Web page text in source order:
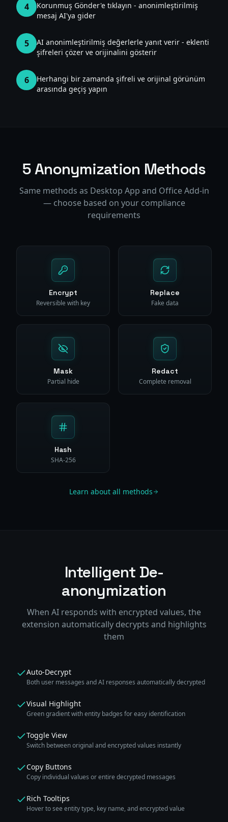
4
Korunmuş Gönder'e tıklayın - anonimleştirilmiş
mesaj AI'ya gider
5
AI anonimleştirilmiş değerlerle yanıt verir - eklenti
şifreleri çözer ve orijinalini gösterir
6
Herhangi bir zamanda şifreli ve orijinal görünüm
arasında geçiş yapın
5 Anonymization Methods
Same methods as Desktop App and Office Add-in
— choose based on your compliance
requirements
Encrypt
Reversible with key
Replace
Fake data
Mask
Partial hide
Redact
Complete removal
Hash
SHA-256
Learn about all methods
Intelligent De-
anonymization
When AI responds with encrypted values, the
extension automatically decrypts and highlights
them
Auto-Decrypt
Both user messages and AI responses automatically decrypted
Visual Highlight
Green gradient with entity badges for easy identification
Toggle View
Switch between original and encrypted values instantly
Copy Buttons
Copy individual values or entire decrypted messages
Rich Tooltips
Hover to see entity type, key name, and encrypted value